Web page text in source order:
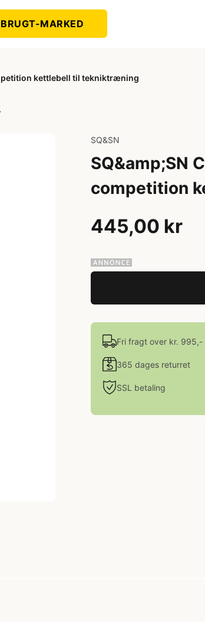
BRUGT-MARKED
kettlebell til tekniktræning
SQ&SN
SQ&amp;SN
competition
445,00 kr
Fri fragt over kr. 995,-
365 dages returret
SSL betaling